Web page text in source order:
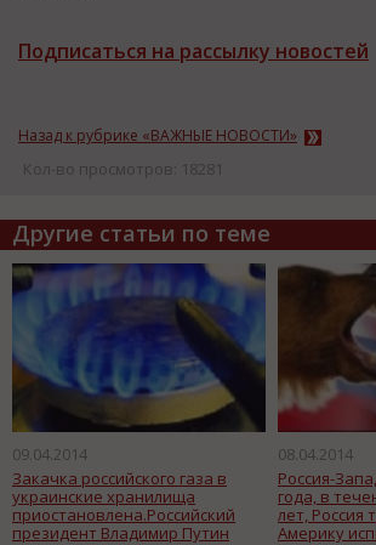
Подписаться на рассылку новостей
Назад к рубрике «ВАЖНЫЕ НОВОСТИ»
Кол-во просмотров: 18281
Другие статьи по теме
09.04.2014
Закачка российского газа в
украинские хранилища
приостановлена.Российский
президент Владимир Путин
08.04.2014
Россия-
года, в
лет, Россия
Америку